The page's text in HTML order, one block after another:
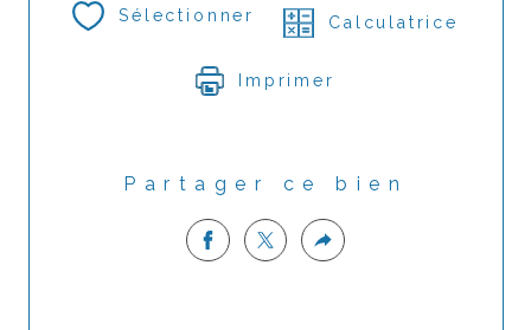
Sélectionner Calculatrice
Imprimer
Partager ce bien